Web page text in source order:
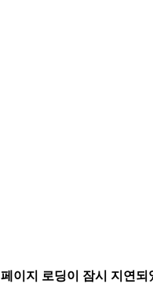
페이지 로딩이 잠시 지연